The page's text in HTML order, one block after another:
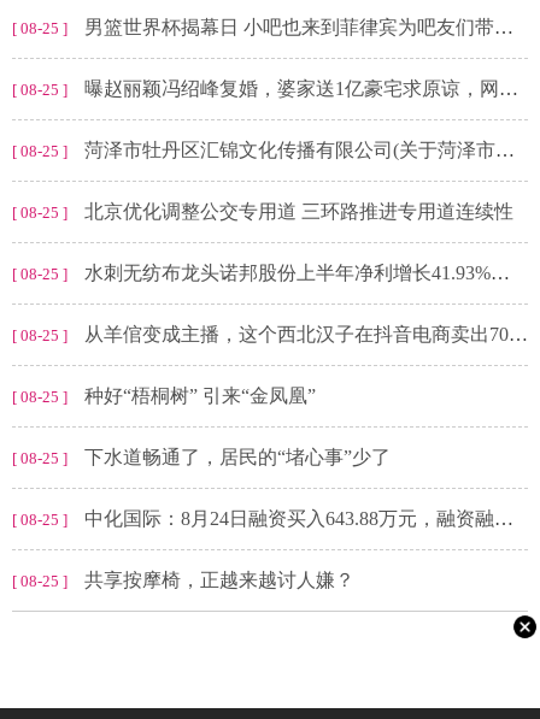
[ 08-25 ] 男篮世界杯揭幕日 小吧也来到菲律宾为吧友们带来一线报道啦
[ 08-25 ] 曝赵丽颖冯绍峰复婚，婆家送1亿豪宅求原谅，网友：绝不嫁妈宝男
[ 08-25 ] 菏泽市牡丹区汇锦文化传播有限公司(关于菏泽市牡丹区汇锦文化传播有限公司简述)
[ 08-25 ] 北京优化调整公交专用道 三环路推进专用道连续性
[ 08-25 ] 水刺无纺布龙头诺邦股份上半年净利增长41.93%！公司多业务布局，打造水刺行业完整产业链
[ 08-25 ] 从羊倌变成主播，这个西北汉子在抖音电商卖出70万单宁夏滩羊肉
[ 08-25 ] 种好“梧桐树” 引来“金凤凰”
[ 08-25 ] 下水道畅通了，居民的“堵心事”少了
[ 08-25 ] 中化国际：8月24日融资买入643.88万元，融资融券余额7.47亿元
[ 08-25 ] 共享按摩椅，正越来越讨人嫌？